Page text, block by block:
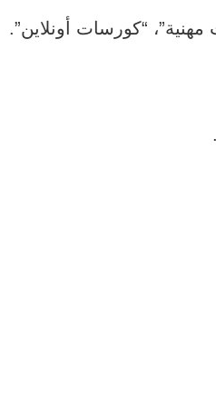
“كورسات أونلاين”.